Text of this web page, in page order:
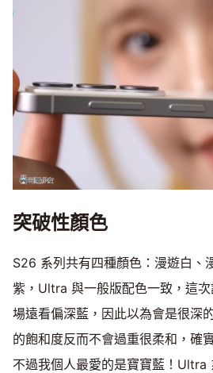
突破性顏色
S26 系列共有四種顏色：漫遊白、
紫，Ultra 與一般版配色一致，這
場遠看偏深藍，因此以為會是很深
的飽和度反而不會過重很柔和，確
不過我個人最愛的是寶寶藍！Ultra